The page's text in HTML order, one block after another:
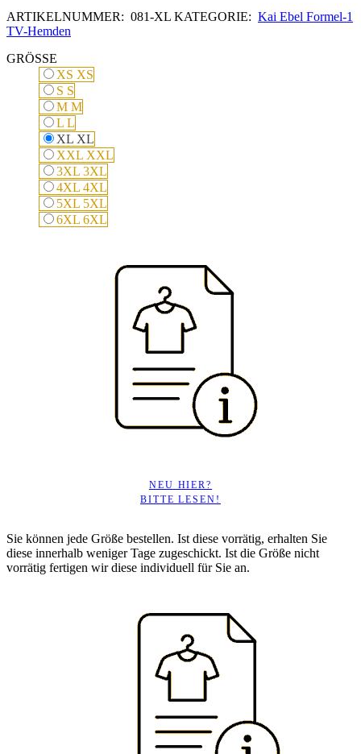
ARTIKELNUMMER: 081-XL KATEGORIE: Kai Ebel Formel-1
TV-Hemden
GRÖSSE
XS XS
S S
M M
L L
XL XL
XXL XXL
3XL 3XL
4XL 4XL
5XL 5XL
6XL 6XL
NEU HIER?
BITTE LESEN!
Sie können jede Größe bestellen. Ist diese vorrätig, erhalten Sie
diese innerhalb weniger Tage zugeschickt. Ist die Größe nicht
vorrätig fertigen wir diese individuell für Sie an.